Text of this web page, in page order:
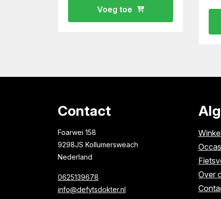
Voeg toe
Contact
Foarwei 158
9298JS Kollumersweach
Nederland
0625139678
info@defytsdokter.nl
Over